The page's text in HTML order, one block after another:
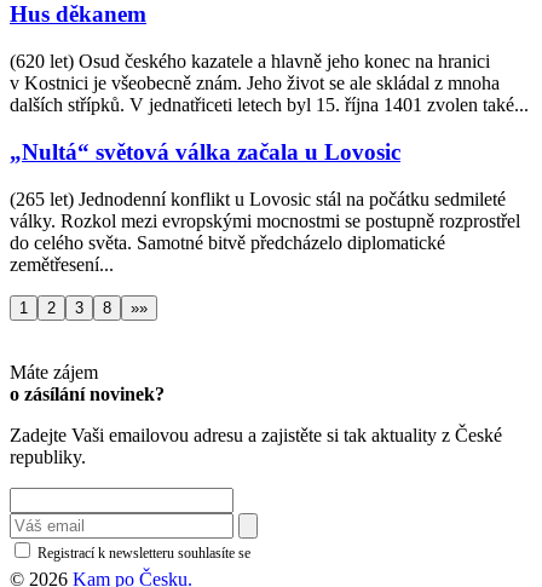
Hus děkanem
(620 let) Osud českého kazatele a hlavně jeho konec na hranici
v Kostnici je všeobecně znám. Jeho život se ale skládal z mnoha
dalších střípků. V jednatřiceti letech byl 15. října 1401 zvolen také...
„Nultá“ světová válka začala u Lovosic
(265 let) Jednodenní konflikt u Lovosic stál na počátku sedmileté
války. Rozkol mezi evropskými mocnostmi se postupně rozprostřel
do celého světa. Samotné bitvě předcházelo diplomatické
zemětřesení...
1 2 3 8 »»
Máte zájem
o zásílání novinek?
Zadejte Vaši emailovou adresu a zajistěte si tak aktuality z České
republiky.
Registrací k newsletteru souhlasíte se
© 2026 Kam po Česku.